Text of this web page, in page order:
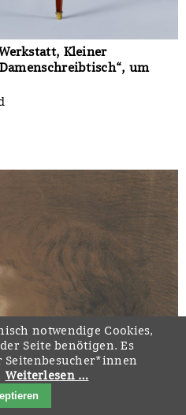
Kleiner
um
notwendige Cookies,
Seite benötigen. Es
Seitenbesucher*innen
Weiterlesen …